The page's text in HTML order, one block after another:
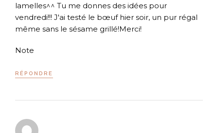
lamelles^^ Tu me donnes des idées pour
vendredi!!! J'ai testé le bœuf hier soir, un pur régal
même sans le sésame grillé!Merci!
Note
RÉPONDRE